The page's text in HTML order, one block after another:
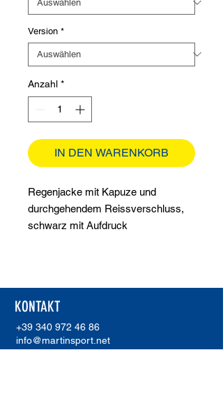
Version *
Anzahl *
IN DEN WARENKORB
Regenjacke mit Kapuze und
durchgehendem Reissverschluss,
schwarz mit Aufdruck
KONTAKT
+39 340 972 46 86
info@martinsport.net